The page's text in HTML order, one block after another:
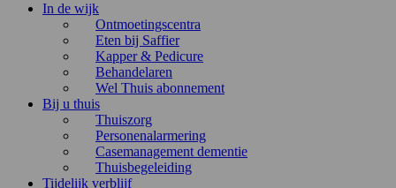
In de wijk
Ontmoetingscentra
Eten bij Saffier
Kapper & Pedicure
Behandelaren
Wel Thuis abonnement
Bij u thuis
Thuiszorg
Personenalarmering
Casemanagement dementie
Thuisbegeleiding
Tijdelijk verblijf